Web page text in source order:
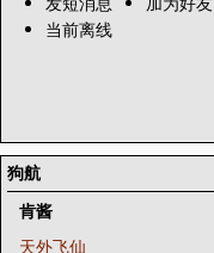
当前离线
狗航
肯酱
天外飞仙